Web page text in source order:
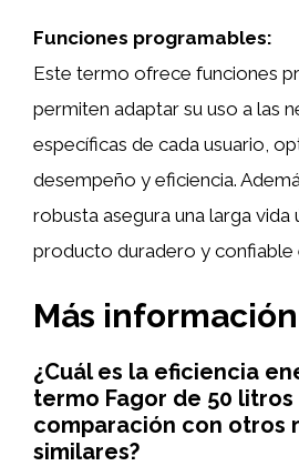
Funciones programables:
Este termo ofrece funciones
permiten adaptar su uso a las
específicas de cada usuario,
desempeño y eficiencia.
robusta asegura una larga
producto duradero y confiable
Más información
¿Cuál es la eficiencia
termo Fagor de 50 litros
comparación con otros
similares?